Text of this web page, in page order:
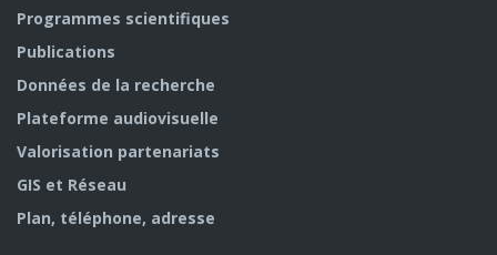
Programmes scientifiques
Publications
Données de la recherche
Plateforme audiovisuelle
Valorisation partenariats
GIS et Réseau
Plan, téléphone, adresse